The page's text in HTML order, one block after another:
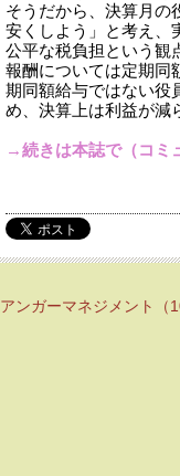
そうだから、決算月の
安くしよう」と考え、
公平な税負担という観
報酬については定期同
期同額給与ではない役
め、決算上は利益が減
→続きは本誌で（コミ
アンガーマネジメント（